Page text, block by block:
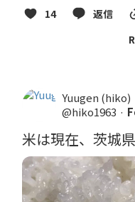
14 返信
Yuugen (hiko)
@hiko1963 ·
米は現在、茨城